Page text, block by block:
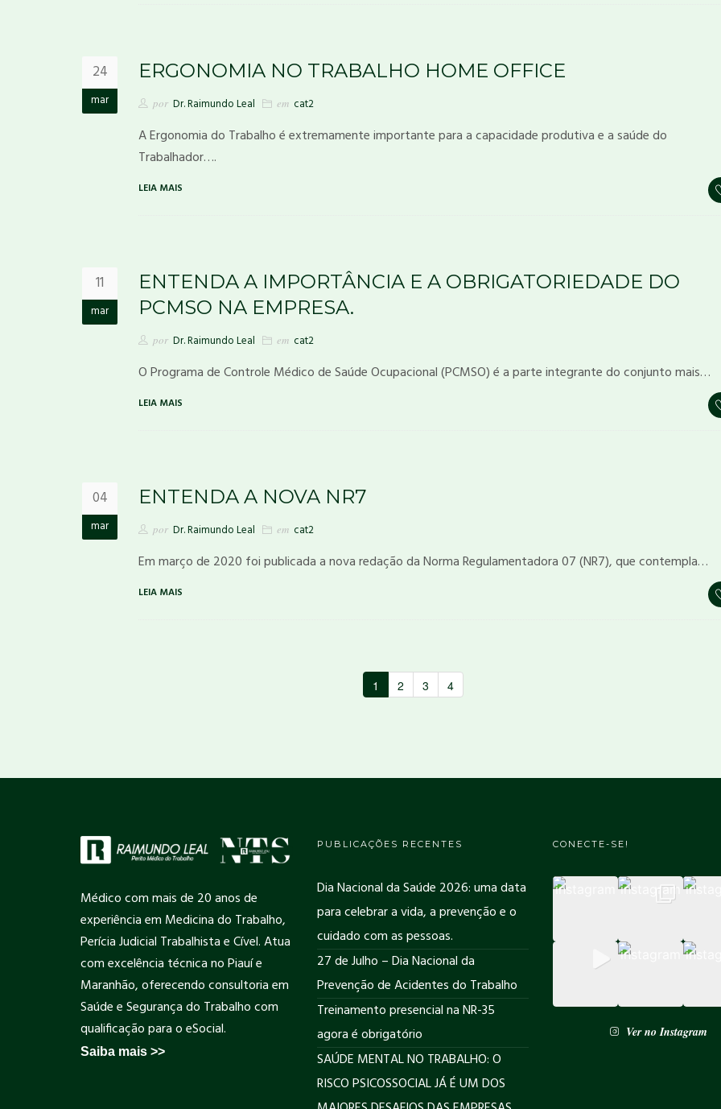
24
mar
ERGONOMIA NO TRABALHO HOME OFFICE
por Dr. Raimundo Leal em cat2
A Ergonomia do Trabalho é extremamente importante para a capacidade produtiva e a saúde do
Trabalhador….
LEIA MAIS
11
mar
ENTENDA A IMPORTÂNCIA E A OBRIGATORIEDADE DO
PCMSO NA EMPRESA.
por Dr. Raimundo Leal em cat2
O Programa de Controle Médico de Saúde Ocupacional (PCMSO) é a parte integrante do conjunto mais…
LEIA MAIS
04
mar
ENTENDA A NOVA NR7
por Dr. Raimundo Leal em cat2
Em março de 2020 foi publicada a nova redação da Norma Regulamentadora 07 (NR7), que contempla…
LEIA MAIS
1 2 3 4
Médico com mais de 20 anos de
experiência em Medicina do Trabalho,
Perícia Judicial Trabalhista e Cível. Atua
com excelência técnica no Piauí e
Maranhão, oferecendo consultoria em
Saúde e Segurança do Trabalho com
qualificação para o eSocial.
Saiba mais >>
PUBLICAÇÕES RECENTES
Dia Nacional da Saúde 2026: uma data
para celebrar a vida, a prevenção e o
cuidado com as pessoas.
27 de Julho – Dia Nacional da
Prevenção de Acidentes do Trabalho
Treinamento presencial na NR-35
agora é obrigatório
SAÚDE MENTAL NO TRABALHO: O
RISCO PSICOSSOCIAL JÁ É UM DOS
CONECTE-SE!
Ver no Instagram